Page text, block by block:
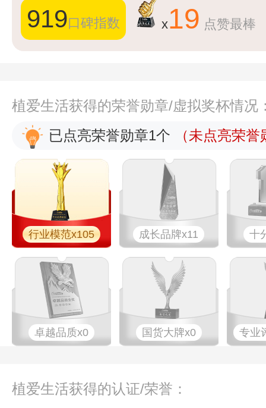
919口碑指数 x19 点赞最棒
植爱生活获得的荣誉勋章/虚拟奖杯情况
已点亮荣誉勋章1个
（未点亮荣
行业模范x105 成长品牌x11 十
卓越品质x0 国货大牌x0 专业​
植爱生活获得的认证/荣誉：